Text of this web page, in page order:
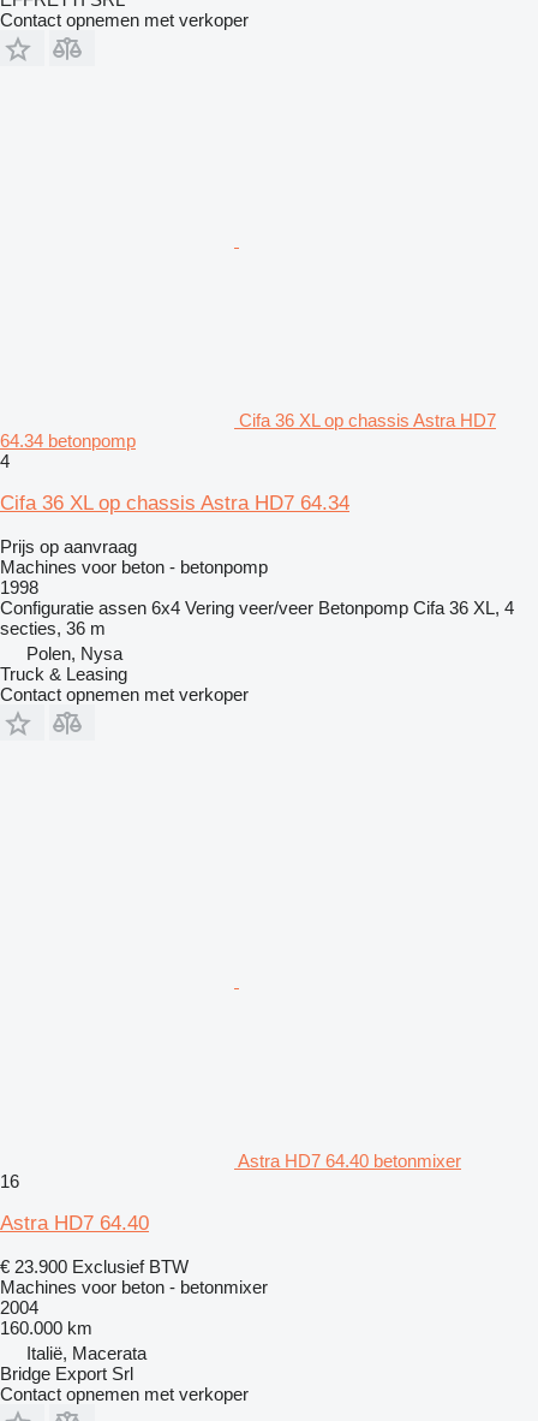
Contact opnemen met verkoper
Cifa 36 XL op chassis Astra HD7
64.34 betonpomp
4
Cifa 36 XL op chassis Astra HD7 64.34
Prijs op aanvraag
Machines voor beton - betonpomp
1998
Configuratie assen 6x4 Vering veer/veer Betonpomp Cifa 36 XL, 4
secties, 36 m
Polen, Nysa
Truck & Leasing
Contact opnemen met verkoper
Astra HD7 64.40 betonmixer
16
Astra HD7 64.40
€ 23.900 Exclusief BTW
Machines voor beton - betonmixer
2004
160.000 km
Italië, Macerata
Bridge Export Srl
Contact opnemen met verkoper